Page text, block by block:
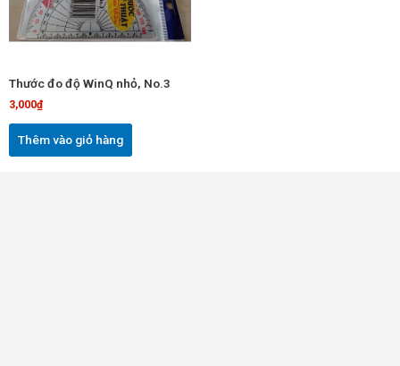
Thước đo độ WinQ nhỏ, No.3
3,000₫
Thêm vào giỏ hàng